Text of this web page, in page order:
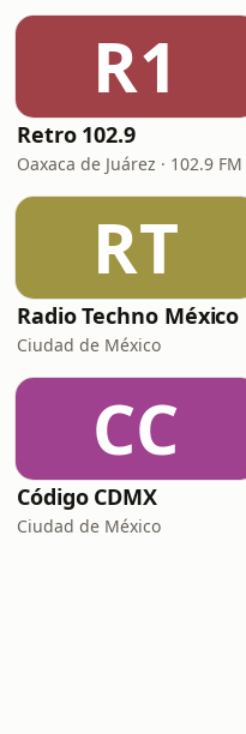
R1
Retro 102.9
Oaxaca de Juárez · 102.9 FM
RT
Radio Techno México
Ciudad de México
CC
Código CDMX
Ciudad de México